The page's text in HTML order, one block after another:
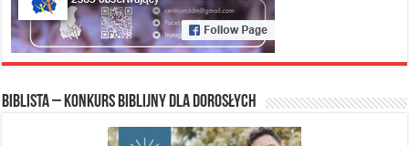
Biblista – konkurs biblijny dla dorosłych